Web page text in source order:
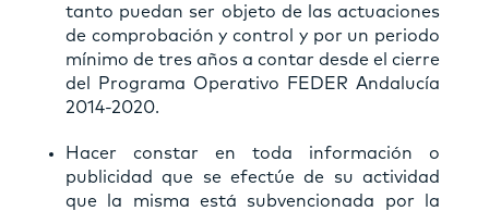
tanto puedan ser objeto de las actuaciones
de comprobación y control y por un periodo
mínimo de tres años a contar desde el cierre
del Programa Operativo FEDER Andalucía
2014-2020.
Hacer constar en toda información o
publicidad que se efectúe de su actividad
que la misma está subvencionada por la